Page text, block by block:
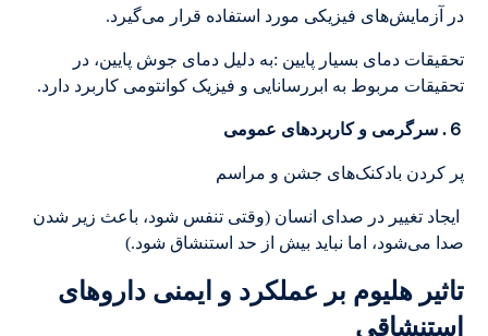
در آزمایش‌های فیزیکی مورد استفاده قرار می‌گیرد.
تحقیقات دمای بسیار پایین :به دلیل دمای جوش پایین، در
تحقیقات مربوط به ابررسانایی و فیزیک کوانتومی کاربرد دارد.
６. سرگرمی و کاربردهای عمومی
پر کردن بادکنک‌های جشن و مراسم
ایجاد تغییر در صدای انسان (وقتی تنفس شود، باعث زیر شدن
صدا می‌شود، اما نباید بیش از حد استنشاق شود.)
تاثیر هلیوم بر عملکرد و ایمنی داروهای
استنشاقی